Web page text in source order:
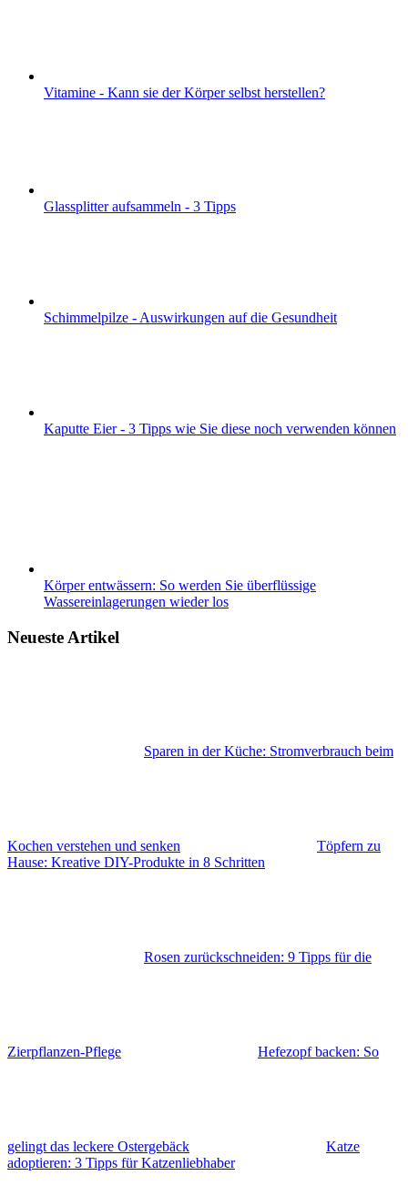
Vitamine - Kann sie der Körper selbst herstellen?
Glassplitter aufsammeln - 3 Tipps
Schimmelpilze - Auswirkungen auf die Gesundheit
Kaputte Eier - 3 Tipps wie Sie diese noch verwenden können
Körper entwässern: So werden Sie überflüssige
Wassereinlagerungen wieder los
Neueste Artikel
Sparen in der Küche: Stromverbrauch beim
Kochen verstehen und senken
Töpfern zu
Hause: Kreative DIY-Produkte in 8 Schritten
Rosen zurückschneiden: 9 Tipps für die
Zierpflanzen-Pflege Hefezopf backen: So
gelingt das leckere Ostergebäck
Katze
adoptieren: 3 Tipps für Katzenliebhaber